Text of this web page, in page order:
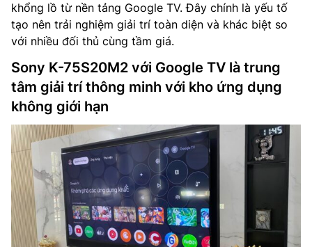
khổng lồ từ nền tảng Google TV. Đây chính là yếu tố
tạo nên trải nghiệm giải trí toàn diện và khác biệt so
với nhiều đối thủ cùng tầm giá.
Sony K-75S20M2 với Google TV là trung
tâm giải trí thông minh với kho ứng dụng
không giới hạn